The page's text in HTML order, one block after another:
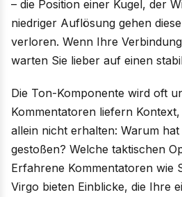
– die Position einer Kugel, der
niedriger Auflösung gehen
verloren. Wenn Ihre
warten Sie lieber auf einen
Die Ton-Komponente wird oft
Kommentatoren liefern
allein nicht erhalten: Warum
gestoßen? Welche taktischen
Erfahrene Kommentatoren wie
Virgo bieten Einblicke, die Ihre